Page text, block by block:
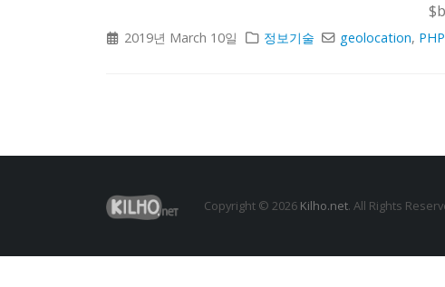
2019년 March 10일 정보기술 geolocation, PHP
Copyright © 2026 Kilho.net. All Rights